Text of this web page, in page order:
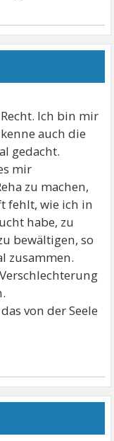
Ich bin mir
auch die
gedacht.
mir
zu machen,
fehlt, wie ich in
habe, zu
bewältigen, so
zusammen.
von der Seele